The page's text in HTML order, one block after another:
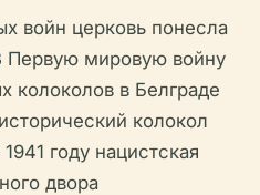
войн церковь понесла
Первую мировую войну
колоколов в Белграде
колокол
году нацистская
двора